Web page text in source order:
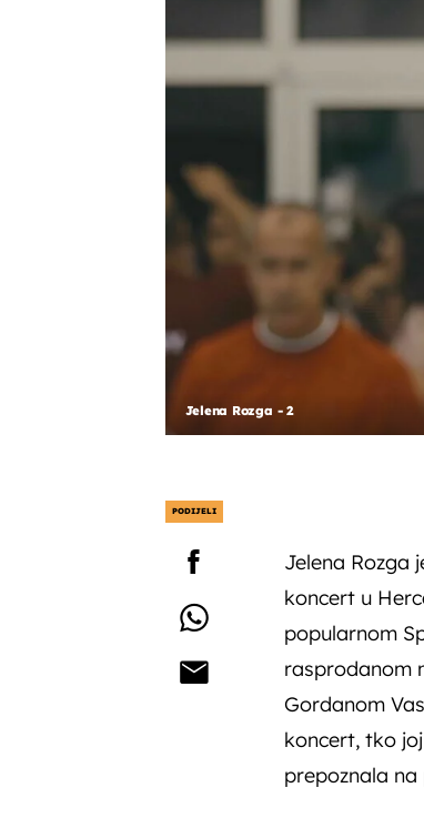
Jelena Rozga - 2
PODIJELI
Jelena Rozga
koncert u
popularnom
rasprodanom
Gordanom
koncert, tko
prepoznala na